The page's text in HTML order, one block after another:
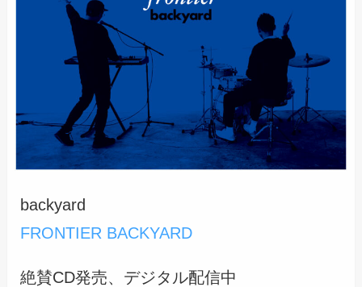
backyard
FRONTIER BACKYARD
絶賛CD発売、デジタル配信中